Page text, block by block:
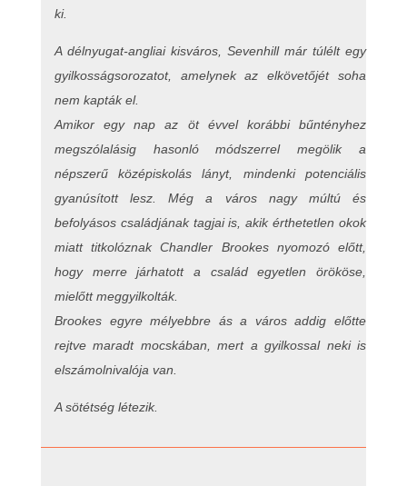
ki.
A délnyugat-angliai kisváros, Sevenhill már túlélt egy
gyilkosságsorozatot, amelynek az elkövetőjét soha
nem kapták el.
Amikor egy nap az öt évvel korábbi bűntényhez
megszólalásig hasonló módszerrel megölik a
népszerű középiskolás lányt, mindenki potenciális
gyanúsított lesz. Még a város nagy múltú és
befolyásos családjának tagjai is, akik érthetetlen okok
miatt titkolóznak Chandler Brookes nyomozó előtt,
hogy merre járhatott a család egyetlen örököse,
mielőtt meggyilkolták.
Brookes egyre mélyebbre ás a város addig előtte
rejtve maradt mocskában, mert a gyilkossal neki is
elszámolnivalója van.
A sötétség létezik.